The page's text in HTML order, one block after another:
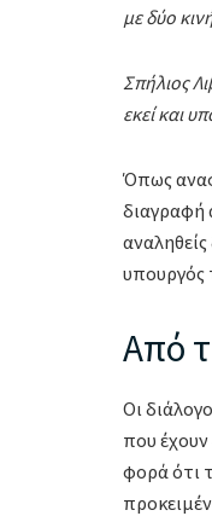
με δύο
Σπήλιος
εκεί και
Όπως
διαγραφή
υπουργός
Από
Οι
που
φορά ότι